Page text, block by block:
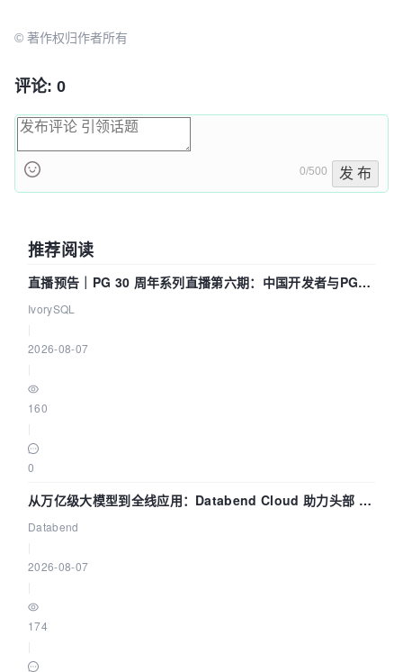
© 著作权归作者所有
评论: 0
0/500 发 布
推荐阅读
直播预告｜PG 30 周年系列直播第六期：中国开发者与PG内
核——我们改得动吗？我们贡献了什么？
IvorySQL
2026-08-07
160
0
从万亿级大模型到全线应用：Databend Cloud 助力头部 AI
企业构建全链路 Trace 数据管道
Databend
2026-08-07
174